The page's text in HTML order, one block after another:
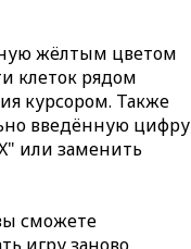
жёлтым цветом
клеток рядом
курсором. Также
введённую цифру
или заменить
сможете